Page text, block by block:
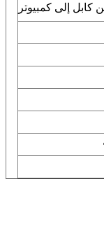
إلى كمبيوتر